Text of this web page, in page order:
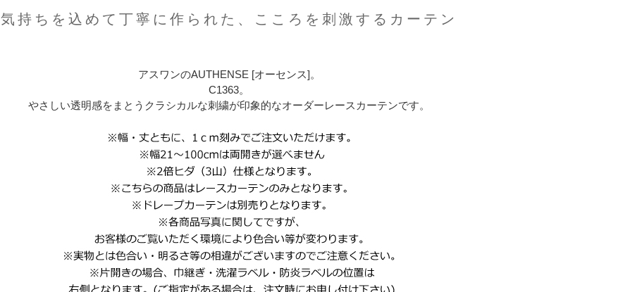
気持ちを込めて丁寧に作られた、こころを刺激するカーテン
アスワンのAUTHENSE [オーセンス]。
C1363。
やさしい透明感をまとうクラシカルな刺繍が印象的なオーダーレースカーテンです。